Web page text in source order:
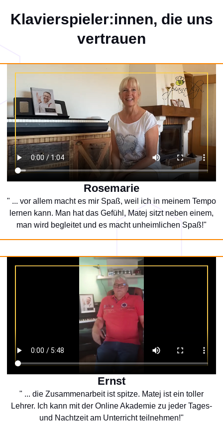
Klavierspieler:innen, die uns
vertrauen
Rosemarie
" ... vor allem macht es mir Spaß, weil ich in meinem Tempo
lernen kann. Man hat das Gefühl, Matej sitzt neben einem,
man wird begleitet und es macht unheimlichen Spaß!"
Ernst
" ... die Zusammenarbeit ist spitze. Matej ist ein toller
Lehrer. Ich kann mit der Online Akademie zu jeder Tages-
und Nachtzeit am Unterricht teilnehmen!"